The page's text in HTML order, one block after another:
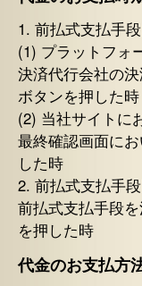
1. 前払式支払手
(1) プラットフォ
決済代行会社の
ボタンを押した時
(2) 当社サイトに
最終確認画面に
した時
2. 前払式支払手
前払式支払手段
を押した時
代金のお支払方